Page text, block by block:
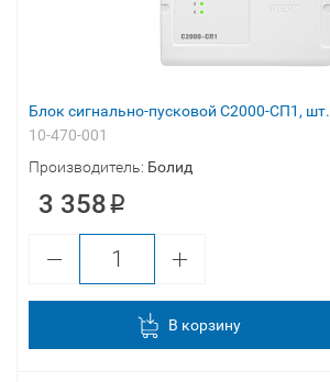
Блок сигнально-пусковой С2000-СП1, шт.
10-470-001
Производитель: Болид
3 358
В корзину